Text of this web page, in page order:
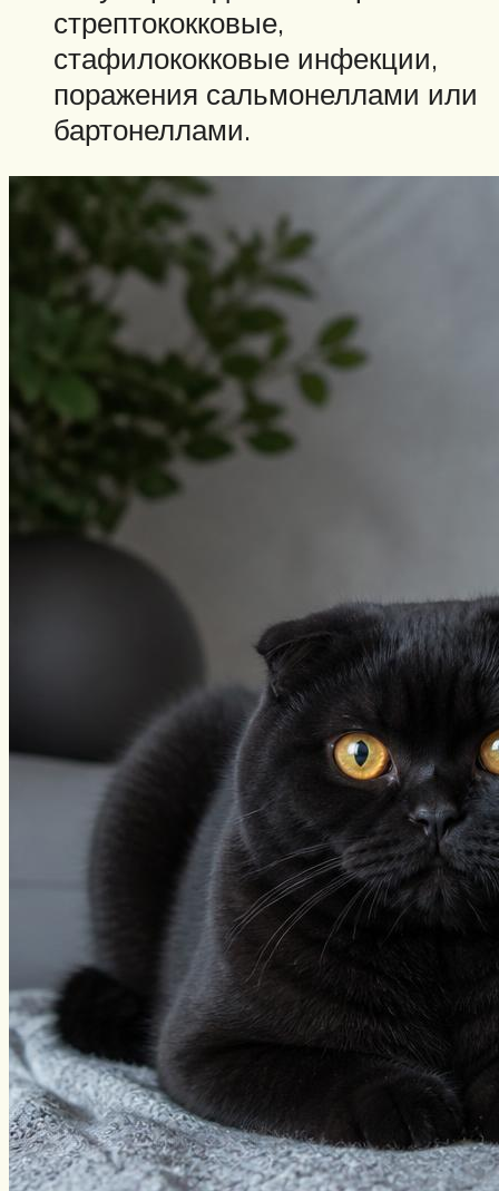
стрептококковые,
стафилококковые инфекции,
поражения сальмонеллами или
бартонеллами.